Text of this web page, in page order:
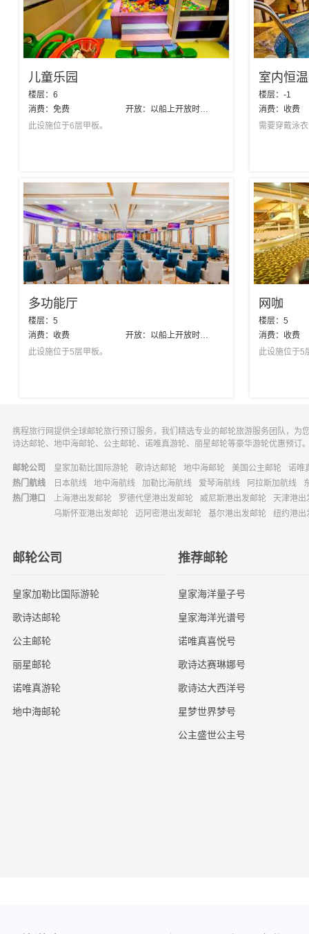
儿童乐园
楼层： 6
消费： 免费 开放：
以船上开放时间为准
此设施位于6层甲板。
室内恒
楼层： -1
消费： 收费
需要穿戴泳
多功能厅
楼层： 5
消费： 收费 开放：
以船上开放时间为准
此设施位于5层甲板。
网咖
楼层： 5
消费： 收费
此设施位于5
携程旅行网提供全球邮轮旅行预订服务，我们精选专业的邮轮旅游服务团队，
诗达邮轮、地中海邮轮、公主邮轮、诺唯真游轮、丽星邮轮等豪华游轮优惠预订
邮轮公司 皇家加勒比国际游轮 歌诗达邮轮 地中海邮轮 美国公主邮轮
诺唯
热门航线
日本航线 地中海航线 加勒比海航线 爱琴海航线 阿拉斯加航线
热门港口
上海港出发邮轮 罗德代堡港出发邮轮 威尼斯港出发邮轮
天津港出
乌斯怀亚港出发邮轮
迈阿密港出发邮轮 基尔港出发邮轮 纽约港出
邮轮公司
皇家加勒比国际游轮
歌诗达邮轮
公主邮轮
丽星邮轮
诺唯真游轮
地中海邮轮
推荐邮轮
皇家海洋量子号
皇家海洋光谱号
诺唯真喜悦号
歌诗达赛琳娜号
歌诗达大西洋号
星梦世界梦号
公主盛世公主号